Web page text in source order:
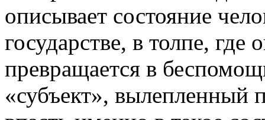
описывает состояние
государстве, в толпе,
превращается в
«субъект», вылепленный